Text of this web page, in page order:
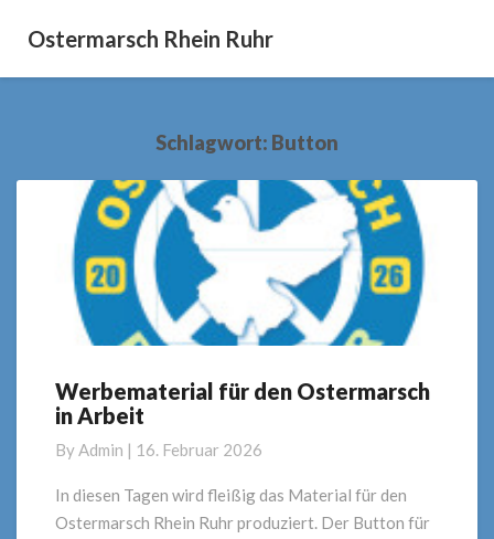
Ostermarsch Rhein Ruhr
Schlagwort: Button
Werbematerial
für
Ostermarsch
in
Werbematerial für den Ostermarsch
in Arbeit
ByAdmin | 16. Februar 2026
In diesen Tagen wird fleißig das Material für den
Ostermarsch Rhein Ruhr produziert. Der Button für